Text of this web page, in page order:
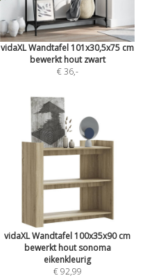
vidaXL Wandtafel 101x30,5x75 cm
bewerkt hout zwart
€ 36,-
vidaXL Wandtafel 100x35x90 cm
bewerkt hout sonoma
eikenkleurig
€ 92,99